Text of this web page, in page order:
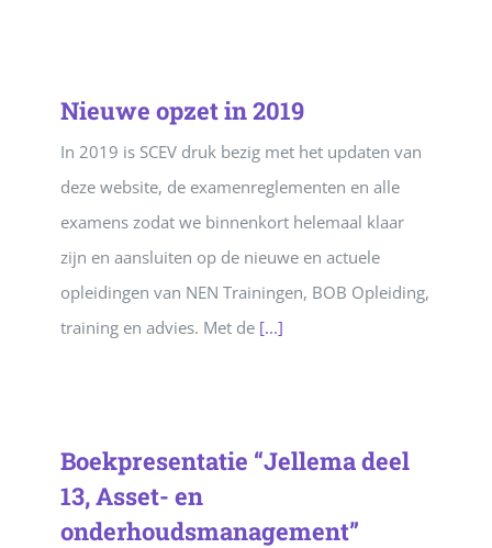
Nieuwe opzet in 2019
In 2019 is SCEV druk bezig met het updaten van
deze website, de examenreglementen en alle
examens zodat we binnenkort helemaal klaar
zijn en aansluiten op de nieuwe en actuele
opleidingen van NEN Trainingen, BOB Opleiding,
training en advies. Met de [...]
Boekpresentatie “Jellema deel
13, Asset- en
onderhoudsmanagement”